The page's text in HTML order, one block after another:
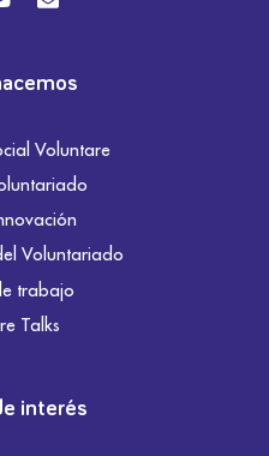
Voluntare
Voluntariado
trabajo
Talks
interés